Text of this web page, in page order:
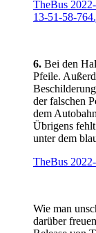
TheBus
13-51-58-
6. Bei den
Pfeile.
der falschen
dem
Übrigens
unter dem
TheBus
Wie man
darüber